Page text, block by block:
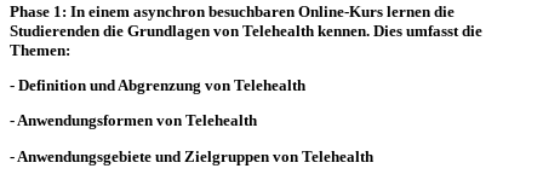
Phase 1: In einem asynchron besuchbaren Online-Kurs lernen die
Studierenden die Grundlagen von Telehealth kennen. Dies umfasst die
Themen:
- Definition und Abgrenzung von Telehealth
- Anwendungsformen von Telehealth
- Anwendungsgebiete und Zielgruppen von Telehealth